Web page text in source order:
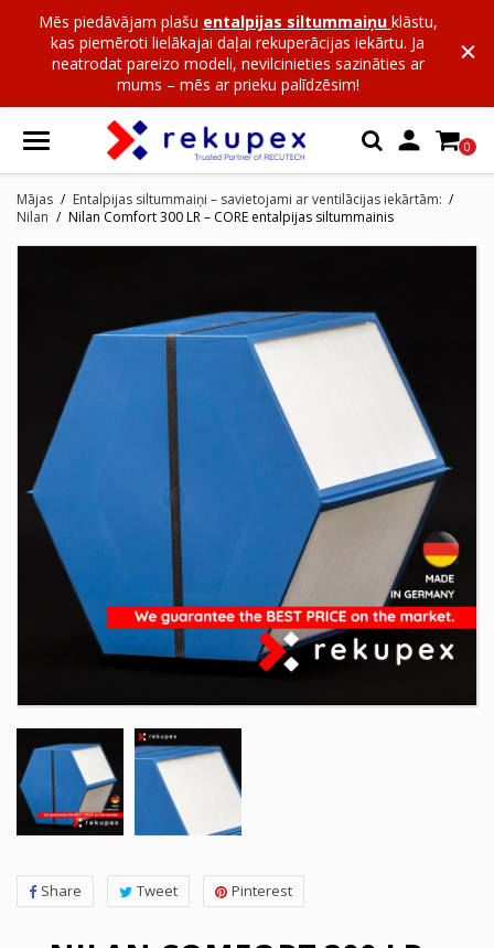
Mēs piedāvājam plašu entalpijas siltummaiņu klāstu,
kas piemēroti lielākajai daļai rekuperācijas iekārtu. Ja
neatrodat pareizo modeli, nevilcinieties sazināties ar
mums – mēs ar prieku palīdzēsim!
 0
Mājas
Entalpijas siltummaiņi – savietojami ar ventilācijas iekārtām:
Nilan
Nilan Comfort 300 LR – CORE entalpijas siltummainis
Share Tweet Pinterest